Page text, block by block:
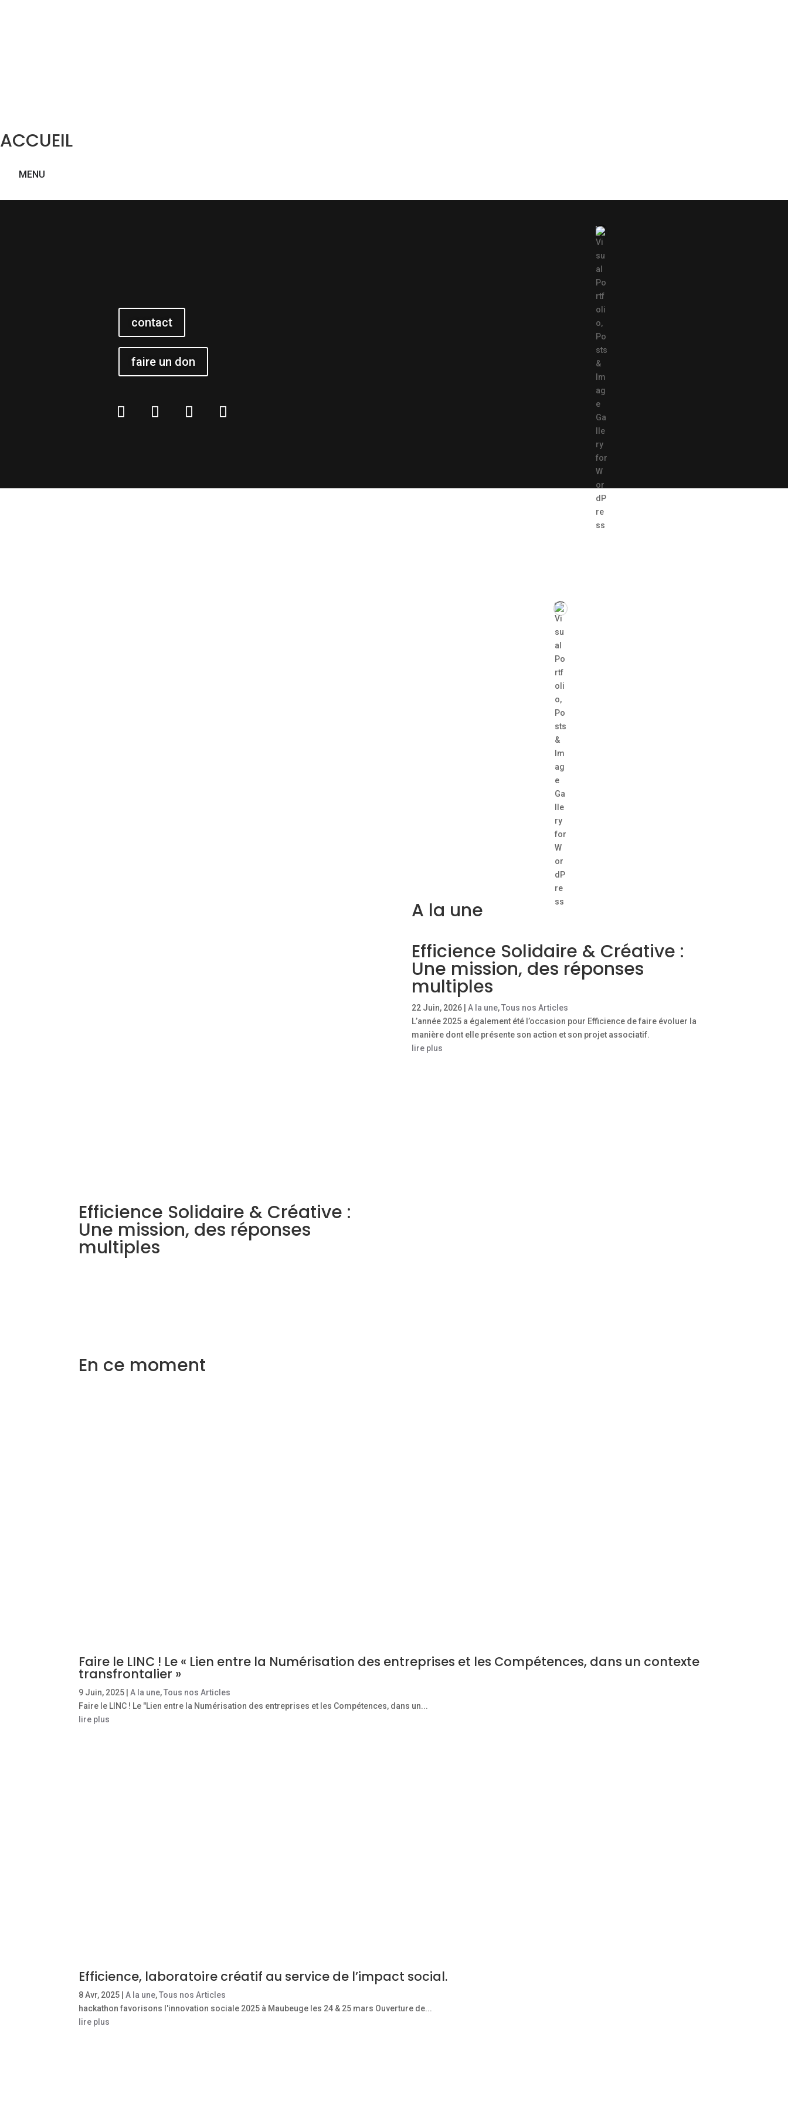
ACCUEIL
MENU
contact
faire un don
Efficience Solidaire & Créative :
Une mission, des réponses
multiples
A la une
Efficience Solidaire & Créative :
Une mission, des réponses
multiples
22 Juin, 2026| A la une,Tous nos Articles
L’année 2025 a également été l’occasion pour Efficience de faire évoluer la
manière dont elle présente son action et son projet associatif.
lire plus
En ce moment
Faire le LINC ! Le « Lien entre la Numérisation des entreprises et les Compétences, dans un contexte
transfrontalier »
9 Juin, 2025 |A la une,Tous nos Articles
Faire le LINC ! Le "Lien entre la Numérisation des entreprises et les Compétences, dans un...
lire plus
Efficience, laboratoire créatif au service de l’impact social.
8 Avr, 2025 |A la une,Tous nos Articles
hackathon favorisons l'innovation sociale 2025 à Maubeuge les 24 & 25 mars Ouverture de...
lire plus